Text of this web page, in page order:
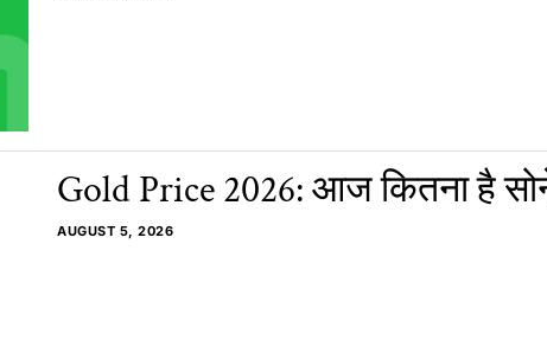
Gold Price 2026: आज कितना है
AUGUST 5, 2026